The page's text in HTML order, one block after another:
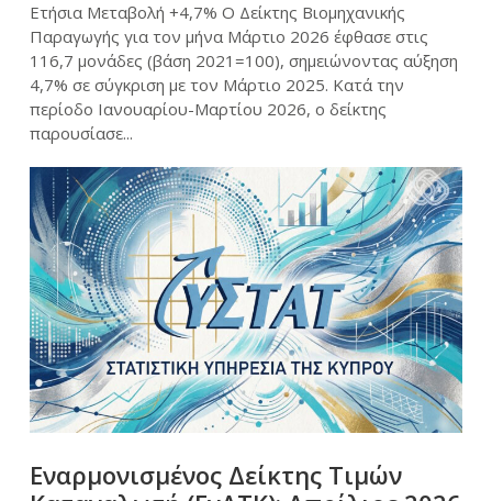
Ετήσια Μεταβολή +4,7% Ο Δείκτης Βιομηχανικής
Παραγωγής για τον μήνα Μάρτιο 2026 έφθασε στις
116,7 μονάδες (βάση 2021=100), σημειώνοντας αύξηση
4,7% σε σύγκριση με τον Μάρτιο 2025. Κατά την
περίοδο Ιανουαρίου-Μαρτίου 2026, ο δείκτης
παρουσίασε...
Εναρμονισμένος Δείκτης Τιμών